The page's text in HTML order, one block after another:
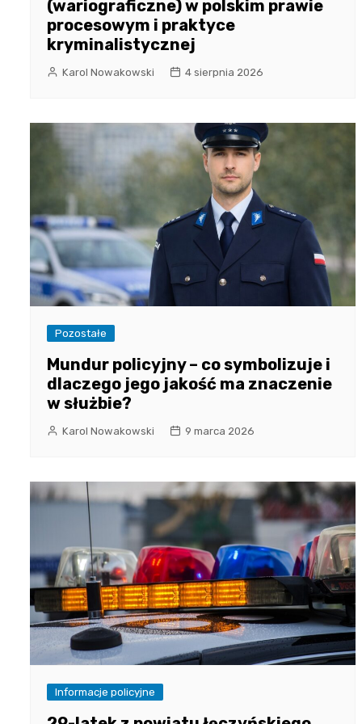
(wariograficzne) w polskim prawie
procesowym i praktyce
kryminalistycznej
Karol Nowakowski 4 sierpnia 2026
Pozostałe
Mundur policyjny – co symbolizuje i
dlaczego jego jakość ma znaczenie
w służbie?
Karol Nowakowski 9 marca 2026
Informacje policyjne